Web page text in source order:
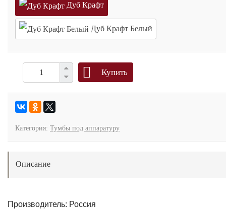
Дуб Крафт
Дуб Крафт Белый
Купить
Категория: Тумбы под аппаратуру
Описание
Производитель: Россия